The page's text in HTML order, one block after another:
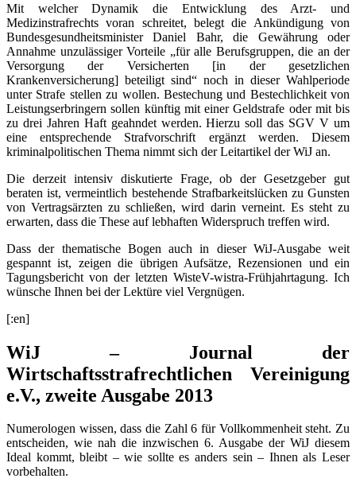
Mit welcher Dynamik die Entwicklung des Arzt- und
Medizinstrafrechts voran schreitet, belegt die Ankündigung von
Bundesgesundheitsminister Daniel Bahr, die Gewährung oder
Annahme unzulässiger Vorteile „für alle Berufsgruppen, die an der
Versorgung der Versicherten [in der gesetzlichen
Krankenversicherung] beteiligt sind“ noch in dieser Wahlperiode
unter Strafe stellen zu wollen. Bestechung und Bestechlichkeit von
Leistungserbringern sollen künftig mit einer Geldstrafe oder mit bis
zu drei Jahren Haft geahndet werden. Hierzu soll das SGV V um
eine entsprechende Strafvorschrift ergänzt werden. Diesem
kriminalpolitischen Thema nimmt sich der Leitartikel der WiJ an.
Die derzeit intensiv diskutierte Frage, ob der Gesetzgeber gut
beraten ist, vermeintlich bestehende Strafbarkeitslücken zu Gunsten
von Vertragsärzten zu schließen, wird darin verneint. Es steht zu
erwarten, dass die These auf lebhaften Widerspruch treffen wird.
Dass der thematische Bogen auch in dieser WiJ-Ausgabe weit
gespannt ist, zeigen die übrigen Aufsätze, Rezensionen und ein
Tagungsbericht von der letzten WisteV-wistra-Frühjahrtagung. Ich
wünsche Ihnen bei der Lektüre viel Vergnügen.
[:en]
WiJ – Journal der
Wirtschaftsstrafrechtlichen Vereinigung
e.V., zweite Ausgabe 2013
Numerologen wissen, dass die Zahl 6 für Vollkommenheit steht. Zu
entscheiden, wie nah die inzwischen 6. Ausgabe der WiJ diesem
Ideal kommt, bleibt – wie sollte es anders sein – Ihnen als Leser
vorbehalten.